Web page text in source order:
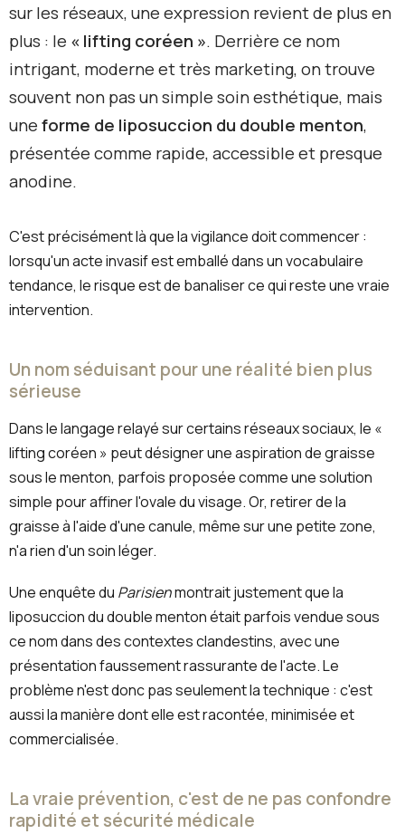
sur les réseaux, une expression revient de plus en
plus : le « lifting coréen ». Derrière ce nom
intrigant, moderne et très marketing, on trouve
souvent non pas un simple soin esthétique, mais
uneforme de liposuccion du double menton,
présentée comme rapide, accessible et presque
anodine.
C'est précisément là que la vigilance doit commencer :
lorsqu'un acte invasif est emballé dans un vocabulaire
tendance, le risque est de banaliser ce qui reste une vraie
intervention.
Un nom séduisant pour une réalité bien plus
sérieuse
Dans le langage relayé sur certains réseaux sociaux, le «
lifting coréen » peut désigner une aspiration de graisse
sous le menton, parfois proposée comme une solution
simple pour affiner l'ovale du visage. Or, retirer de la
graisse à l'aide d'une canule, même sur une petite zone,
n'a rien d'un soin léger.
Une enquête du Parisienmontrait justement que la
liposuccion du double menton était parfois vendue sous
ce nom dans des contextes clandestins, avec une
présentation faussement rassurante de l'acte. Le
problème n'est donc pas seulement la technique : c'est
aussi la manière dont elle est racontée, minimisée et
commercialisée.
La vraie prévention, c'est de ne pas confondre
rapidité et sécurité médicale